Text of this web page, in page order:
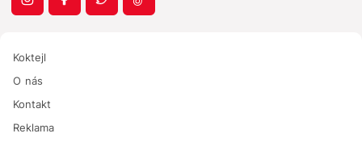
Koktejl
O nás
Kontakt
Reklama